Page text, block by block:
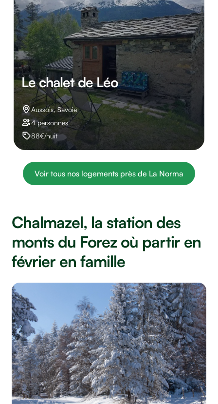
Le chalet de Léo
Aussois, Savoie
4 personnes
88€/nuit
Voir tous nos logements près de La Norma
Chalmazel, la station des
monts du Forez où partir en
février en famille